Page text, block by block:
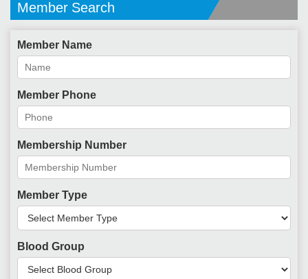
Member Search
Member Name
Member Phone
Membership Number
Member Type
Blood Group